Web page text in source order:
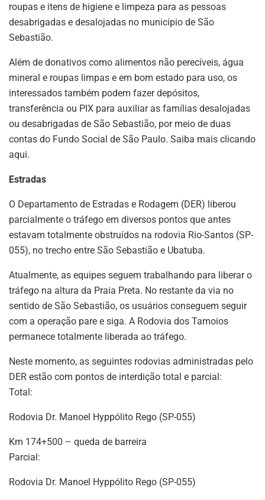
roupas e itens de higiene e limpeza para as pessoas
desabrigadas e desalojadas no município de São
Sebastião.
Além de donativos como alimentos não perecíveis, água
mineral e roupas limpas e em bom estado para uso, os
interessados também podem fazer depósitos,
transferência ou PIX para auxiliar as famílias desalojadas
ou desabrigadas de São Sebastião, por meio de duas
contas do Fundo Social de São Paulo. Saiba mais clicando
aqui.
Estradas
O Departamento de Estradas e Rodagem (DER) liberou
parcialmente o tráfego em diversos pontos que antes
estavam totalmente obstruídos na rodovia Rio-Santos (SP-
055), no trecho entre São Sebastião e Ubatuba.
Atualmente, as equipes seguem trabalhando para liberar o
tráfego na altura da Praia Preta. No restante da via no
sentido de São Sebastião, os usuários conseguem seguir
com a operação pare e siga. A Rodovia dos Tamoios
permanece totalmente liberada ao tráfego.
Neste momento, as seguintes rodovias administradas pelo
DER estão com pontos de interdição total e parcial:
Total:
Rodovia Dr. Manoel Hyppólito Rego (SP-055)
Km 174+500 – queda de barreira
Parcial:
Rodovia Dr. Manoel Hyppólito Rego (SP-055)